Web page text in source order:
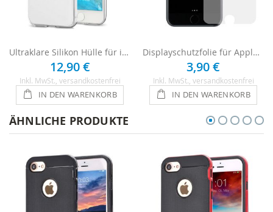
Ultraklare Silikon Hülle für iPhone 8 - Transparent
12,90 €
Inkl. MwSt. , versandkostenfrei
IN DEN WARENKORB
Displayschutzfolie für Apple iPhone 8 - Ultraklar
3,90 €
Inkl. MwSt. , versandkostenfrei
IN DEN WARENKORB
ÄHNLICHE PRODUKTE